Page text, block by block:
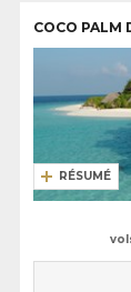
COCO PALM
RÉSUMÉ